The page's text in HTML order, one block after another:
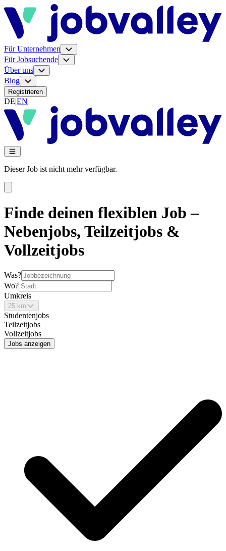
Für Unternehmen
Für Jobsuchende
Über uns
Blog
Registrieren
DE|EN
Dieser Job ist nicht mehr verfügbar.
Finde deinen flexiblen Job –
Nebenjobs, Teilzeitjobs &
Vollzeitjobs
Was?
Wo?
Umkreis
25 km
Studentenjobs
Teilzeitjobs
Vollzeitjobs
Jobs anzeigen